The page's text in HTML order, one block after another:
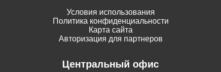
Условия использования
Политика конфиденциальности
Карта сайта
Авторизация для партнеров
Центральный офис